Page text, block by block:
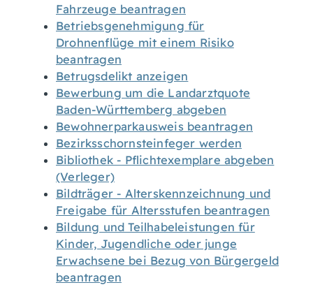
Fahrzeuge beantragen
Betriebsgenehmigung für
Drohnenflüge mit einem Risiko
beantragen
Betrugsdelikt anzeigen
Bewerbung um die Landarztquote
Baden-Württemberg abgeben
Bewohnerparkausweis beantragen
Bezirksschornsteinfeger werden
Bibliothek - Pflichtexemplare abgeben
(Verleger)
Bildträger - Alterskennzeichnung und
Freigabe für Altersstufen beantragen
Bildung und Teilhabeleistungen für
Kinder, Jugendliche oder junge
Erwachsene bei Bezug von Bürgergeld
beantragen